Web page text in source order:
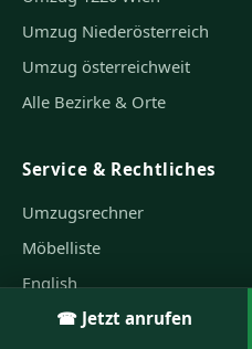
Umzug Niederösterreich
Umzug österreichweit
Alle Bezirke & Orte
Service & Rechtliches
Umzugsrechner
Möbelliste
English
Umzugs-Checkliste
☎ Jetzt anrufen